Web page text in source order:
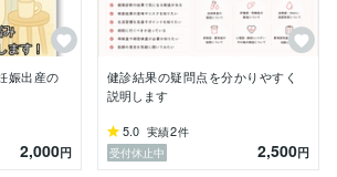
も大丈夫です。
できるだけ分かりやすく丁寧にお伝え
娠出産の
2,000円
健診結果の疑問点を分かりやすく
説明します
5.0 実績2件
受付休止中
2,500円